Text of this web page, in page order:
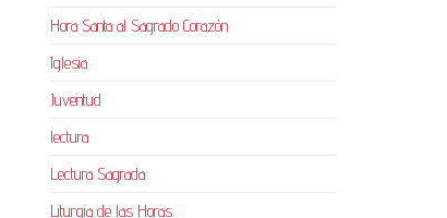
Hora Santa al Sagrado Corazón
Iglesia
Juventud
lectura
Lectura Sagrada
Liturgia de las Horas